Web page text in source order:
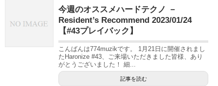
今週のオススメハードテクノ －
Resident’s Recommend 2023/01/24
【#43プレイバック】
こんばんは774muzikです。 1月21日に開催されまし
たHaronize #43、ご来場いただきました皆様、あり
がとうございました！ 細...
記事を読む